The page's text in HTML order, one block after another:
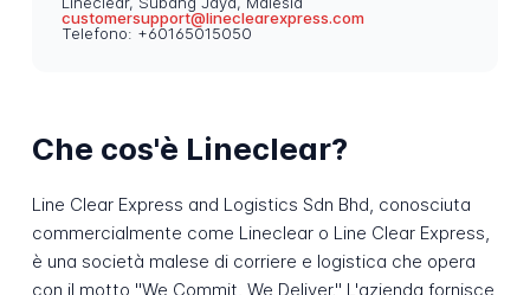
customersupport@lineclearexpress.com
Telefono: +60165015050
Che cos'è Lineclear?
Line Clear Express and Logistics Sdn Bhd, conosciuta
commercialmente come Lineclear o Line Clear Express,
è una società malese di corriere e logistica che opera
con il motto "We Commit, We Deliver." L'azienda fornisce